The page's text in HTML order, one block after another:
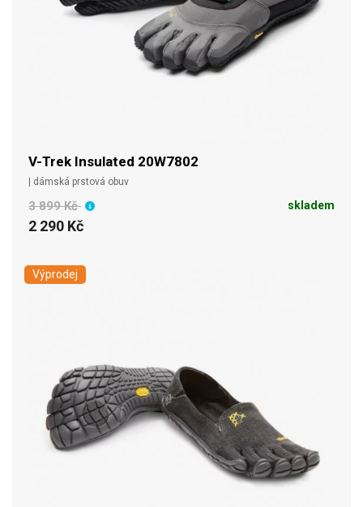
V-Trek Insulated 20W7802
| dámská prstová obuv
3 899 Kč
2 290 Kč
skladem
Výprodej